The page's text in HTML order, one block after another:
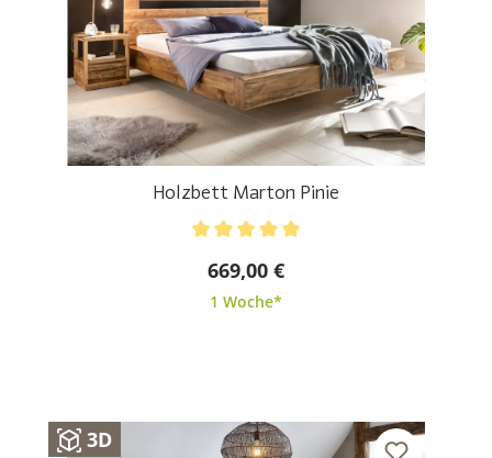
Holzbett Marton Pinie
669,00 €
1 Woche*
3D